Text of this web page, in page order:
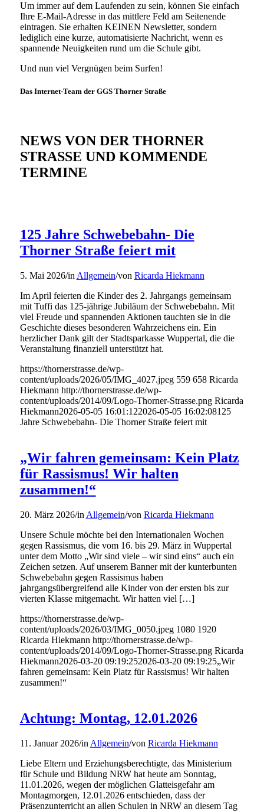
Um immer auf dem Laufenden zu sein, können Sie einfach
Ihre E-Mail-Adresse in das mittlere Feld am Seitenende
eintragen. Sie erhalten KEINEN Newsletter, sondern
lediglich eine kurze, automatisierte Nachricht, wenn es
spannende Neuigkeiten rund um die Schule gibt.
Und nun viel Vergnügen beim Surfen!
Das Internet-Team der GGS Thorner Straße
NEWS VON DER THORNER
STRASSE UND KOMMENDE
TERMINE
125 Jahre Schwebebahn- Die
Thorner Straße feiert mit
5. Mai 2026/in Allgemein/von Ricarda Hiekmann
Im April feierten die Kinder des 2. Jahrgangs gemeinsam
mit Tuffi das 125-jährige Jubiläum der Schwebebahn. Mit
viel Freude und spannenden Aktionen tauchten sie in die
Geschichte dieses besonderen Wahrzeichens ein. Ein
herzlicher Dank gilt der Stadtsparkasse Wuppertal, die die
Veranstaltung finanziell unterstützt hat.
https://thornerstrasse.de/wp-
content/uploads/2026/05/IMG_4027.jpeg 559 658 Ricarda
Hiekmann http://thornerstrasse.de/wp-
content/uploads/2014/09/Logo-Thorner-Strasse.png Ricarda
Hiekmann2026-05-05 16:01:122026-05-05 16:02:08125
Jahre Schwebebahn- Die Thorner Straße feiert mit
„Wir fahren gemeinsam: Kein Platz
für Rassismus! Wir halten
zusammen!“
20. März 2026/in Allgemein/von Ricarda Hiekmann
Unsere Schule möchte bei den Internationalen Wochen
gegen Rassismus, die vom 16. bis 29. März in Wuppertal
unter dem Motto „Wir sind viele – wir sind eins“ auch ein
Zeichen setzen. Auf unserem Banner mit der kunterbunten
Schwebebahn gegen Rassismus haben
jahrgangsübergreifend alle Kinder von der ersten bis zur
vierten Klasse mitgemacht. Wir hatten viel […]
https://thornerstrasse.de/wp-
content/uploads/2026/03/IMG_0050.jpeg 1080 1920
Ricarda Hiekmann http://thornerstrasse.de/wp-
content/uploads/2014/09/Logo-Thorner-Strasse.png Ricarda
Hiekmann2026-03-20 09:19:252026-03-20 09:19:25„Wir
fahren gemeinsam: Kein Platz für Rassismus! Wir halten
zusammen!“
Achtung: Montag, 12.01.2026
11. Januar 2026/in Allgemein/von Ricarda Hiekmann
Liebe Eltern und Erziehungsberechtigte, das Ministerium
für Schule und Bildung NRW hat heute am Sonntag,
11.01.2026, wegen der möglichen Glatteisgefahr am
Montagmorgen, 12.01.2026 entschieden, dass der
Präsenzunterricht an allen Schulen in NRW an diesem Tag